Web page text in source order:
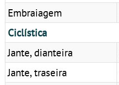
Embraiagem
Ciclística
Jante, dianteira
Jante, traseira